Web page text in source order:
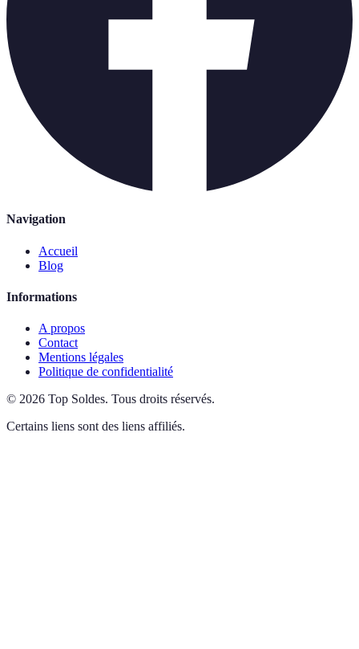
Navigation
Accueil
Blog
Informations
A propos
Contact
Mentions légales
Politique de confidentialité
© 2026 Top Soldes. Tous droits réservés.
Certains liens sont des liens affiliés.